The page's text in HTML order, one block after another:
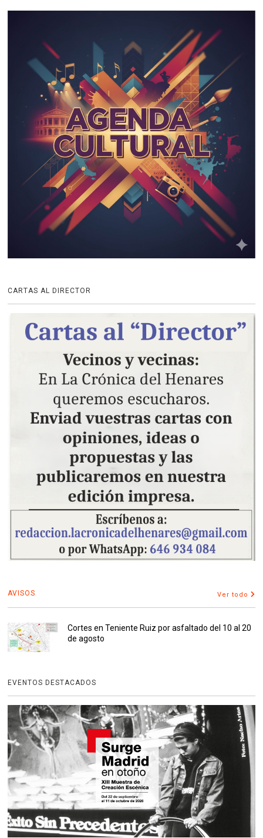
CARTAS AL DIRECTOR
AVISOS Ver todo
Cortes en Teniente Ruiz por asfaltado del 10 al 20
de agosto
EVENTOS DESTACADOS